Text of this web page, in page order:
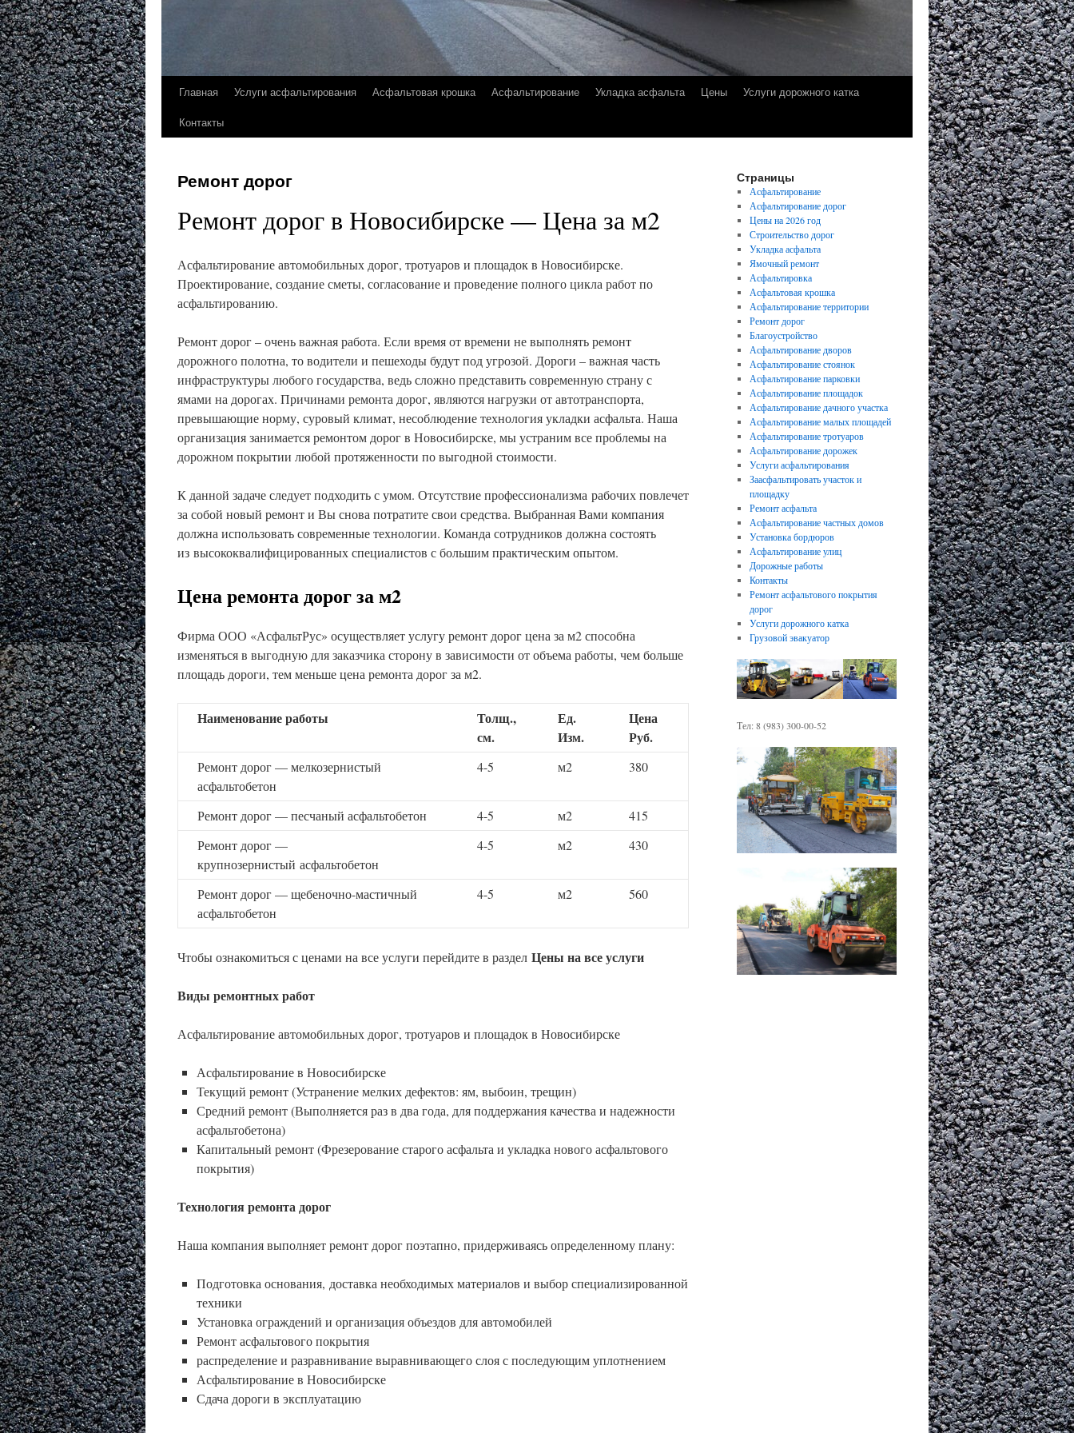
Главная Услуги асфальтирования Асфальтовая крошка Асфальтирование Укладка асфальта Цены
Услуги дорожного катка
Контакты
Ремонт дорог
Ремонт дорог в Новосибирске — Цена за м2
Асфальтирование автомобильных дорог, тротуаров и площадок в Новосибирске.
Проектирование, создание сметы, согласование и проведение полного цикла работ по
асфальтированию.
Ремонт дорог – очень важная работа. Если время от времени не выполнять ремонт
дорожного полотна, то водители и пешеходы будут под угрозой. Дороги – важная часть
инфраструктуры любого государства, ведь сложно представить современную страну с
ямами на дорогах. Причинами ремонта дорог, являются нагрузки от автотранспорта,
превышающие норму, суровый климат, несоблюдение технология укладки асфальта. Наша
организация занимается ремонтом дорог в Новосибирске, мы устраним все проблемы на
дорожном покрытии любой протяженности по выгодной стоимости.
К данной задаче следует подходить с умом. Отсутствие профессионализма рабочих повлечет
за собой новый ремонт и Вы снова потратите свои средства. Выбранная Вами компания
должна использовать современные технологии. Команда сотрудников должна состоять
из высококвалифицированных специалистов с большим практическим опытом.
Цена ремонта дорог за м2
Фирма ООО «АсфальтРус» осуществляет услугу ремонт дорог цена за м2 способна
изменяться в выгодную для заказчика сторону в зависимости от объема работы, чем больше
площадь дороги, тем меньше цена ремонта дорог за м2.
Наименование работы
Толщ.,
см.
Ед.
Изм.
Цена
Руб.
Ремонт дорог — мелкозернистый
асфальтобетон
4-5 м2 380
Ремонт дорог — песчаный асфальтобетон 4-5 м2
415
Ремонт дорог —
крупнозернистый асфальтобетон
4-5 м2 430
Ремонт дорог — щебеночно-мастичный
асфальтобетон
4-5 м2 560
Чтобы ознакомиться с ценами на все услуги перейдите в раздел Цены на все услуги
Виды ремонтных работ
Асфальтирование автомобильных дорог, тротуаров и площадок в Новосибирске
Асфальтирование в Новосибирске
Текущий ремонт (Устранение мелких дефектов: ям, выбоин, трещин)
Средний ремонт (Выполняется раз в два года, для поддержания качества и надежности
асфальтобетона)
Капитальный ремонт (Фрезерование старого асфальта и укладка нового асфальтового
покрытия)
Технология ремонта дорог
Наша компания выполняет ремонт дорог поэтапно, придерживаясь определенному плану:
Подготовка основания, доставка необходимых материалов и выбор специализированной
техники
Установка ограждений и организация объездов для автомобилей
Ремонт асфальтового покрытия
распределение и разравнивание выравнивающего слоя с последующим уплотнением
Асфальтирование в Новосибирске
Сдача дороги в эксплуатацию
Страницы
Асфальтирование
Асфальтирование дорог
Цены на 2026 год
Строительство дорог
Укладка асфальта
Ямочный ремонт
Асфальтировка
Асфальтовая крошка
Асфальтирование территории
Ремонт дорог
Благоустройство
Асфальтирование дворов
Асфальтирование стоянок
Асфальтирование парковки
Асфальтирование площадок
Асфальтирование дачного участка
Асфальтирование малых площадей
Асфальтирование тротуаров
Асфальтирование дорожек
Услуги асфальтирования
Заасфальтировать участок и
площадку
Ремонт асфальта
Асфальтирование частных домов
Установка бордюров
Асфальтирование улиц
Дорожные работы
Контакты
Ремонт асфальтового покрытия
дорог
Услуги дорожного катка
Грузовой эвакуатор
Тел: 8 (983) 300-00-52